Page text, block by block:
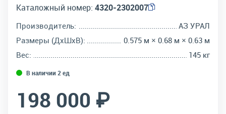
Каталожный номер: 4320-2302007
Производитель:
АЗ УРАЛ
Размеры (ДхШхВ):
0.575 м × 0.68 м × 0.63 м
Вес:
145 кг
В наличии 2 ед
198 000 ₽